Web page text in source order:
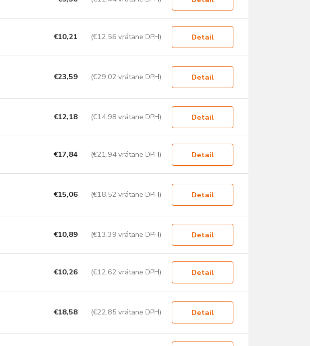
€10,21 (€12,56 vrátane DPH) Detail
€23,59 (€29,02 vrátane DPH) Detail
€12,18 (€14,98 vrátane DPH) Detail
€17,84 (€21,94 vrátane DPH) Detail
€15,06 (€18,52 vrátane DPH) Detail
€10,89 (€13,39 vrátane DPH) Detail
€10,26 (€12,62 vrátane DPH) Detail
€18,58 (€22,85 vrátane DPH) Detail